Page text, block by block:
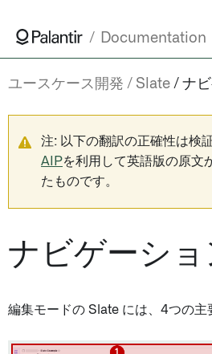
Documentation
ユースケース開発 Slate ナ
注: 以下の翻訳の正確性は検
AIPを利用して英語版の原文
たものです。
ナビゲーショ
編集モードの Slate には、4つの主